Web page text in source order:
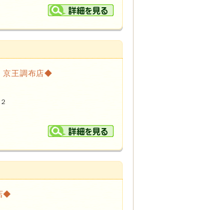
王調布店◆
◆